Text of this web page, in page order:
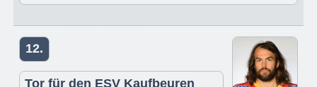
12.
Tor für den ESV Kaufbeuren